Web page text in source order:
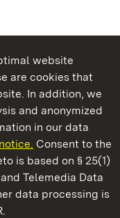
website
are cookies that
In addition, we
and anonymized
in our data
Consent to the
is based on § 25(1)
Telemedia Data
data processing is
Wuerttemberg